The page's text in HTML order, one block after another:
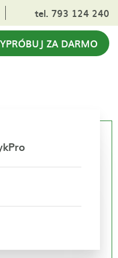
tel. 793 124 240
ZA DARMO